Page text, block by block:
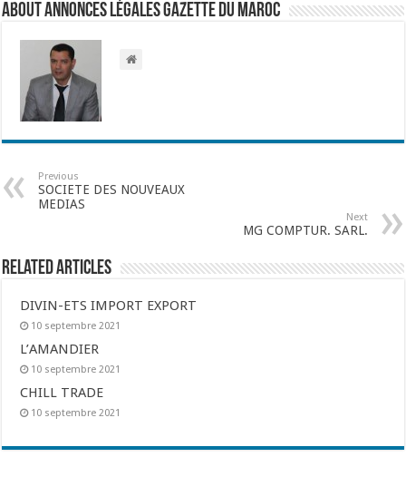
About Annonces légales Gazette du Maroc
Previous
SOCIETE DES NOUVEAUX
MEDIAS
Next
MG COMPTUR. SARL.
Related Articles
DIVIN-ETS IMPORT EXPORT
10 septembre 2021
L’AMANDIER
10 septembre 2021
CHILL TRADE
10 septembre 2021